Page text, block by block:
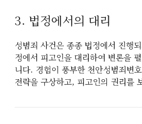
3. 법정에서의 대리
성범죄 사건은 종종 법정에서 진행
정에서 피고인을 대리하여 변론을
니다. 경험이 풍부한 천안성범죄변
전략을 구상하고, 피고인의 권리를